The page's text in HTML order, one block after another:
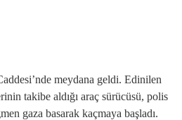
meydana geldi. Edinilen
takibe aldığı araç sürücüsü, polis
gaza basarak kaçmaya başladı.